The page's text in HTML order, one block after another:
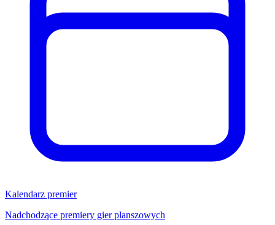
Kalendarz premier
Nadchodzące premiery gier planszowych